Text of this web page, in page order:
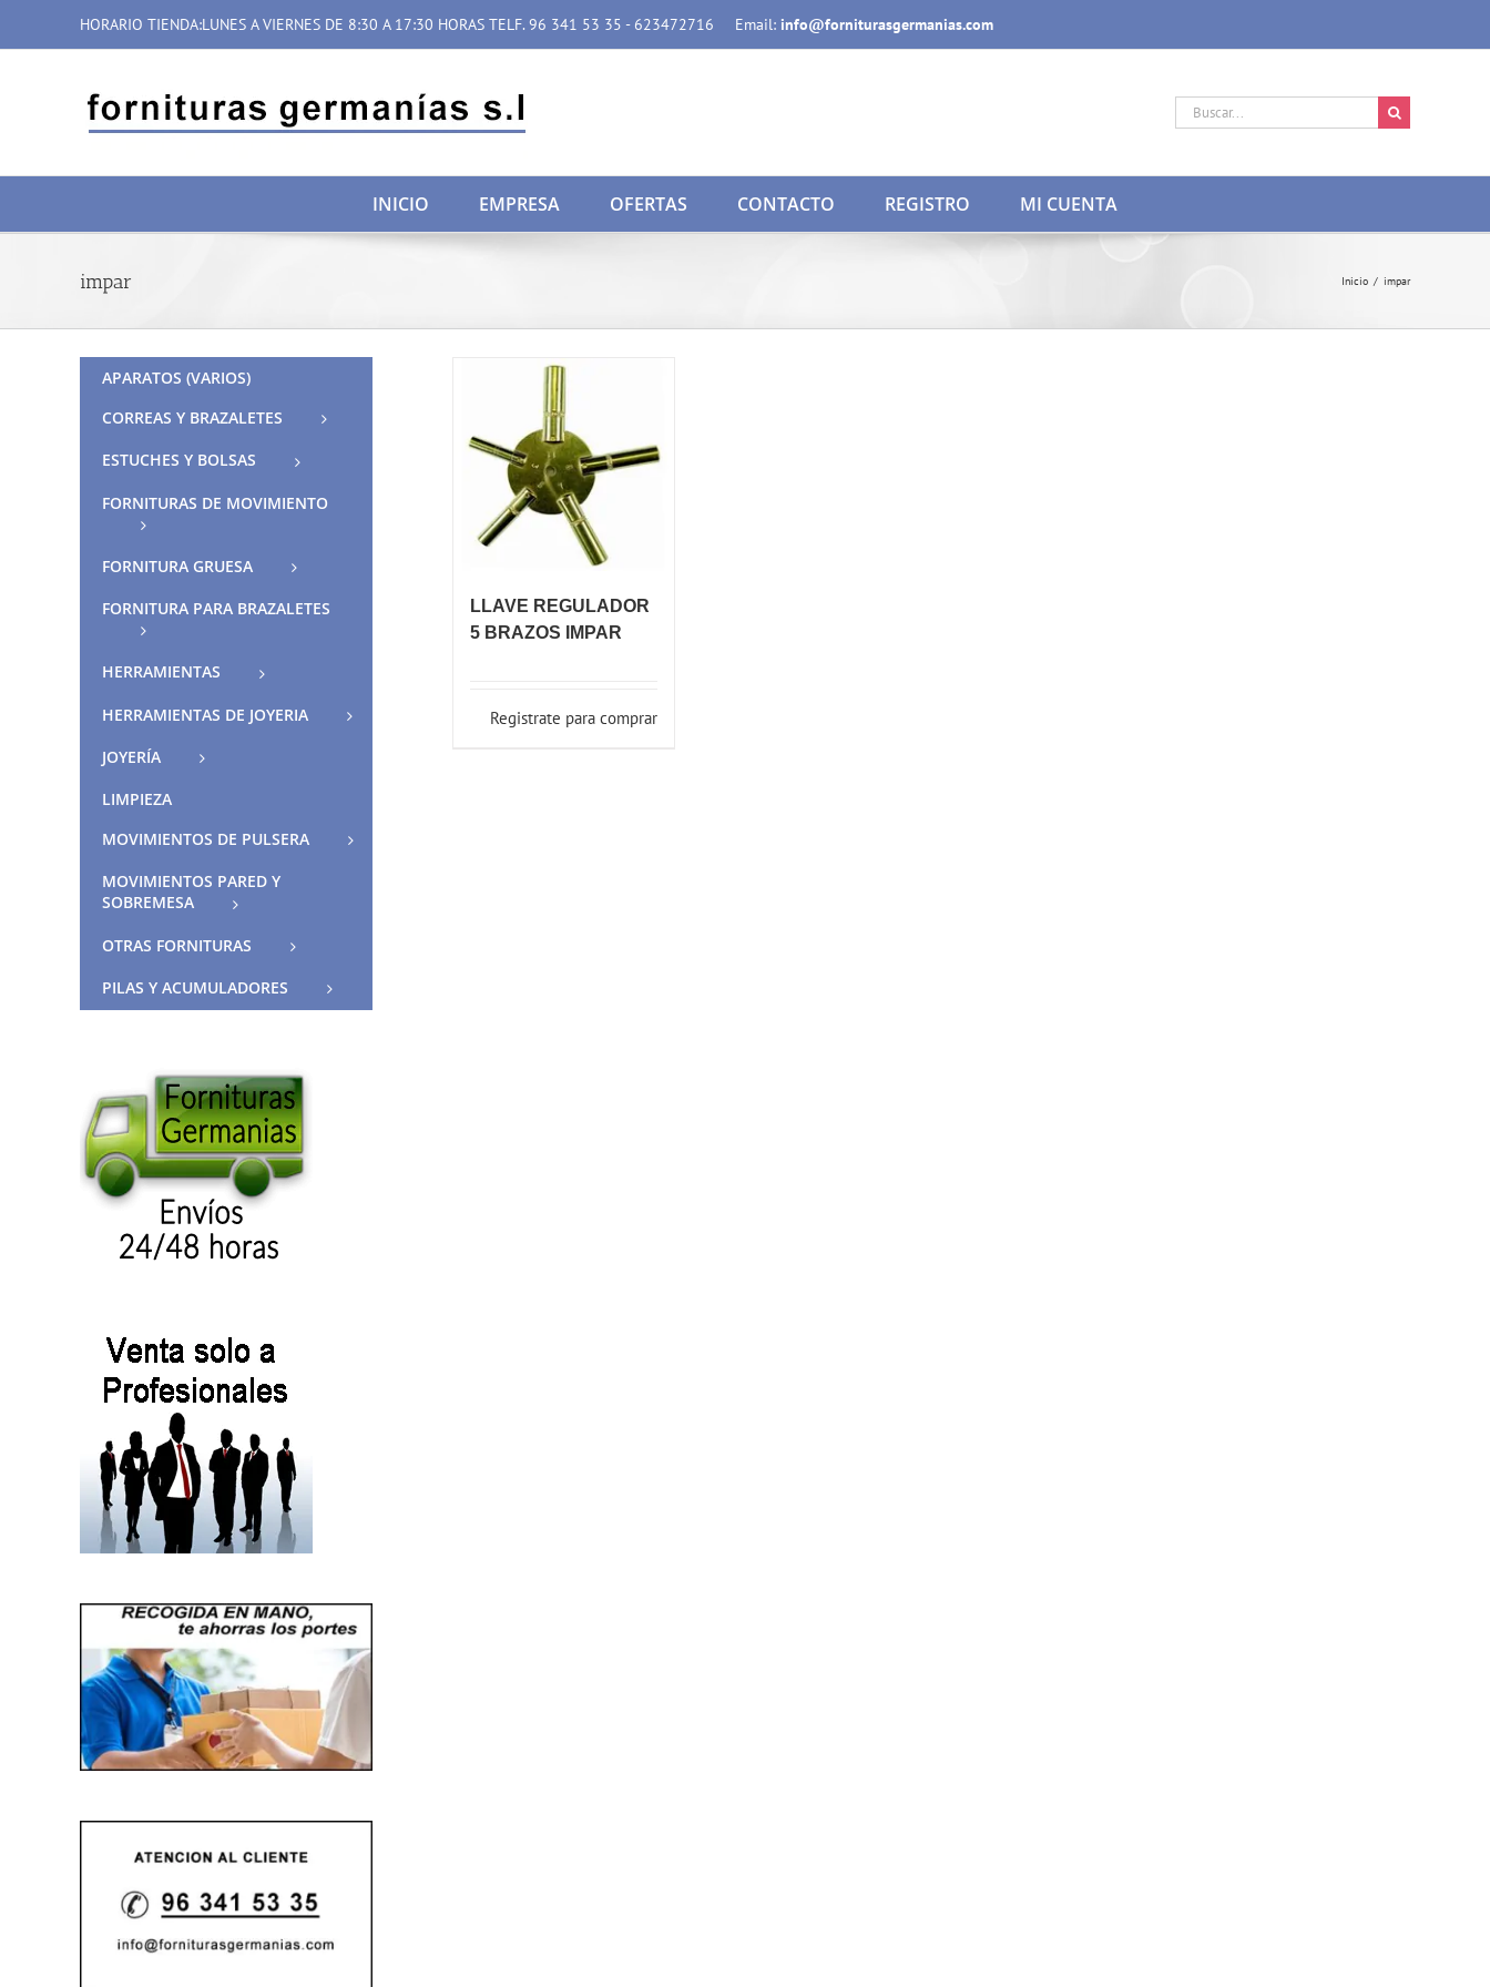
contenido
HORARIO TIENDA:LUNES A VIERNES DE 8:30 A 17:30 HORAS TELF. 96 341 53 35 - 623472716 Email: info@forniturasgermanias.com
Buscar:
INICIO EMPRESA OFERTAS CONTACTO REGISTRO MI CUENTA
impar Inicio / impar
LLAVE REGULADOR
5 BRAZOS IMPAR
Registrate para comprar
APARATOS (VARIOS)
CORREAS Y BRAZALETES
ESTUCHES Y BOLSAS
FORNITURAS DE MOVIMIENTO
FORNITURA GRUESA
FORNITURA PARA BRAZALETES
HERRAMIENTAS
HERRAMIENTAS DE JOYERIA
JOYERÍA
LIMPIEZA
MOVIMIENTOS DE PULSERA
MOVIMIENTOS PARED Y
SOBREMESA
OTRAS FORNITURAS
PILAS Y ACUMULADORES